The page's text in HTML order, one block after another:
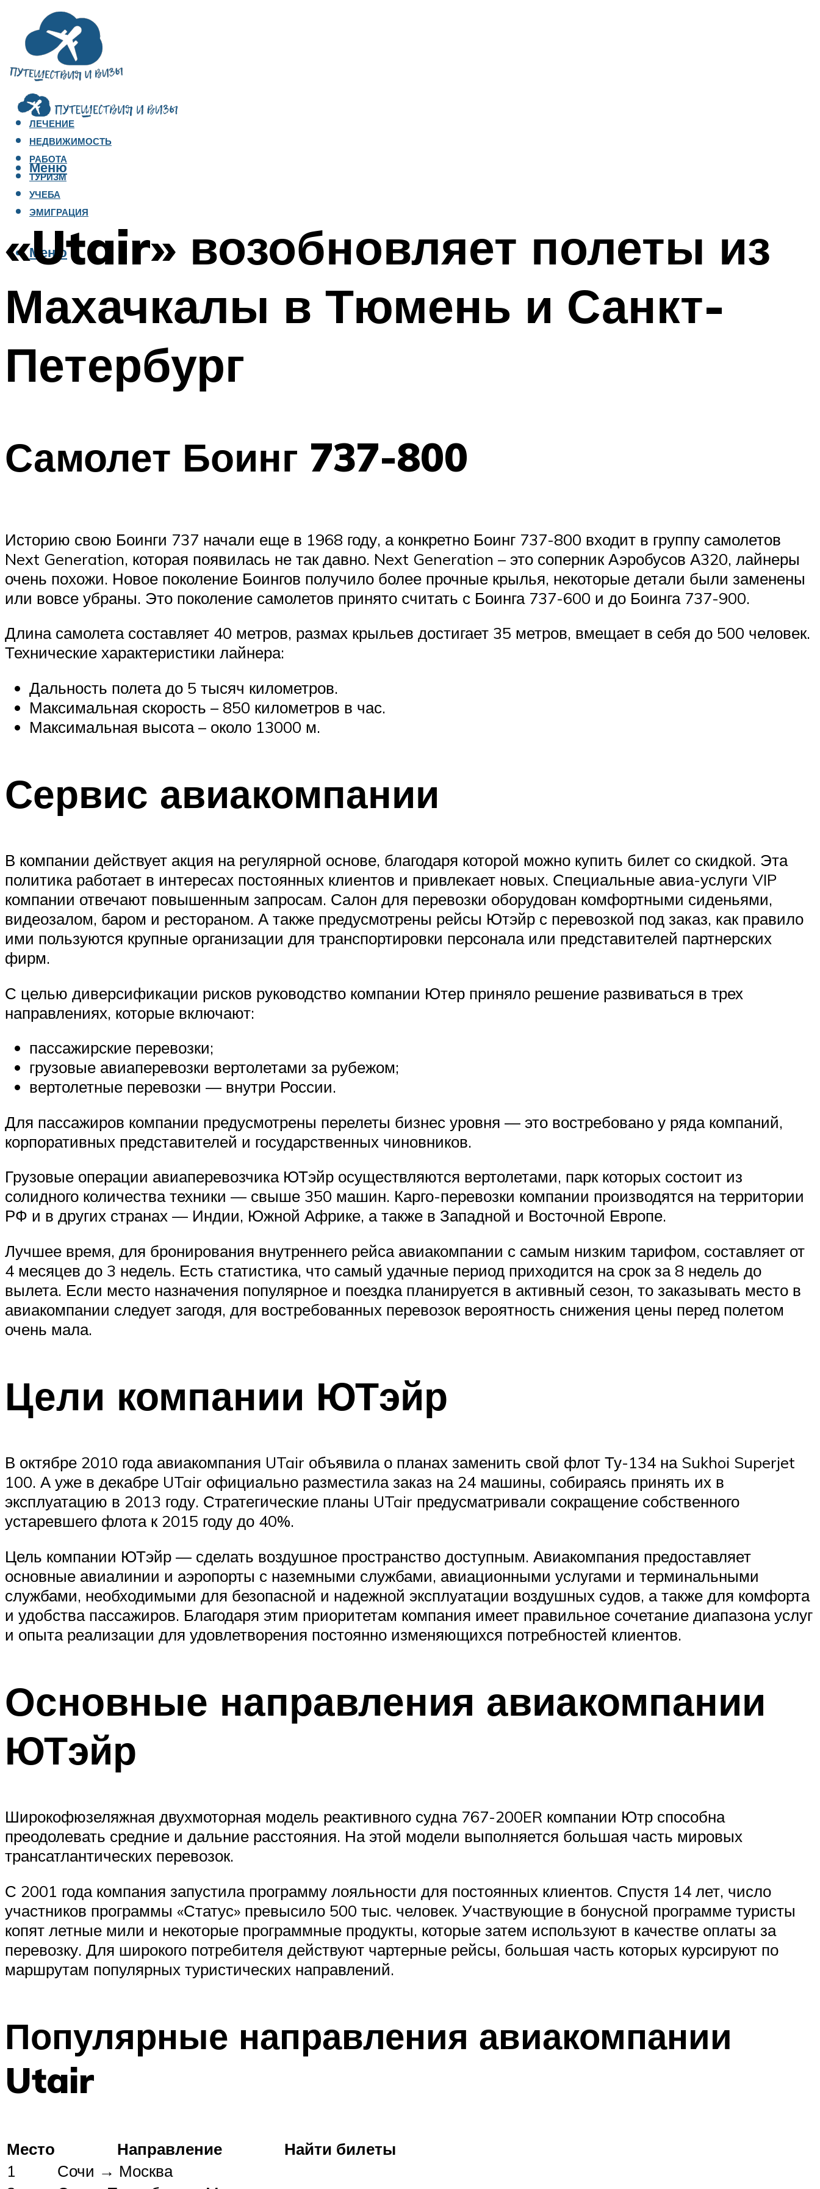
ЛЕЧЕНИЕ
НЕДВИЖИМОСТЬ
РАБОТА
ТУРИЗМ
УЧЕБА
ЭМИГРАЦИЯ
Меню
Меню
«Utair» возобновляет полеты из
Махачкалы в Тюмень и Санкт-
Петербург
Самолет Боинг 737-800
Историю свою Боинги 737 начали еще в 1968 году, а конкретно Боинг 737-800 входит в группу самолетов
Next Generation, которая появилась не так давно. Next Generation – это соперник Аэробусов А320, лайнеры
очень похожи. Новое поколение Боингов получило более прочные крылья, некоторые детали были заменены
или вовсе убраны. Это поколение самолетов принято считать с Боинга 737-600 и до Боинга 737-900.
Длина самолета составляет 40 метров, размах крыльев достигает 35 метров, вмещает в себя до 500 человек.
Технические характеристики лайнера:
Дальность полета до 5 тысяч километров.
Максимальная скорость – 850 километров в час.
Максимальная высота – около 13000 м.
Сервис авиакомпании
В компании действует акция на регулярной основе, благодаря которой можно купить билет со скидкой. Эта
политика работает в интересах постоянных клиентов и привлекает новых. Специальные авиа-услуги VIP
компании отвечают повышенным запросам. Салон для перевозки оборудован комфортными сиденьями,
видеозалом, баром и рестораном. А также предусмотрены рейсы Ютэйр с перевозкой под заказ, как правило
ими пользуются крупные организации для транспортировки персонала или представителей партнерских
фирм.
С целью диверсификации рисков руководство компании Ютер приняло решение развиваться в трех
направлениях, которые включают:
пассажирские перевозки;
грузовые авиаперевозки вертолетами за рубежом;
вертолетные перевозки — внутри России.
Для пассажиров компании предусмотрены перелеты бизнес уровня — это востребовано у ряда компаний,
корпоративных представителей и государственных чиновников.
Грузовые операции авиаперевозчика ЮТэйр осуществляются вертолетами, парк которых состоит из
солидного количества техники — свыше 350 машин. Карго-перевозки компании производятся на территории
РФ и в других странах — Индии, Южной Африке, а также в Западной и Восточной Европе.
Лучшее время, для бронирования внутреннего рейса авиакомпании с самым низким тарифом, составляет от
4 месяцев до 3 недель. Есть статистика, что самый удачные период приходится на срок за 8 недель до
вылета. Если место назначения популярное и поездка планируется в активный сезон, то заказывать место в
авиакомпании следует загодя, для востребованных перевозок вероятность снижения цены перед полетом
очень мала.
Цели компании ЮТэйр
В октябре 2010 года авиакомпания UTair объявила о планах заменить свой флот Ту-134 на Sukhoi Superjet
100. А уже в декабре UTair официально разместила заказ на 24 машины, собираясь принять их в
эксплуатацию в 2013 году. Стратегические планы UTair предусматривали сокращение собственного
устаревшего флота к 2015 году до 40%.
Цель компании ЮТэйр — сделать воздушное пространство доступным. Авиакомпания предоставляет
основные авиалинии и аэропорты с наземными службами, авиационными услугами и терминальными
службами, необходимыми для безопасной и надежной эксплуатации воздушных судов, а также для комфорта
и удобства пассажиров. Благодаря этим приоритетам компания имеет правильное сочетание диапазона услуг
и опыта реализации для удовлетворения постоянно изменяющихся потребностей клиентов.
Основные направления авиакомпании
ЮТэйр
Широкофюзеляжная двухмоторная модель реактивного судна 767-200ER компании Ютр способна
преодолевать средние и дальние расстояния. На этой модели выполняется большая часть мировых
трансатлантических перевозок.
С 2001 года компания запустила программу лояльности для постоянных клиентов. Спустя 14 лет, число
участников программы «Статус» превысило 500 тыс. человек. Участвующие в бонусной программе туристы
копят летные мили и некоторые программные продукты, которые затем используют в качестве оплаты за
перевозку. Для широкого потребителя действуют чартерные рейсы, большая часть которых курсируют по
маршрутам популярных туристических направлений.
Популярные направления авиакомпании
Utair
Место Направление
Найти билеты
1
Сочи → Москва